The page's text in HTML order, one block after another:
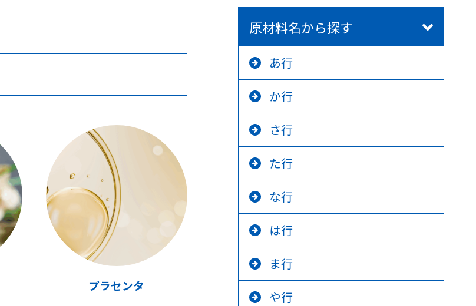
プラセンタ
原材料名から探す
あ行
か行
さ行
た行
な行
は行
ま行
や行